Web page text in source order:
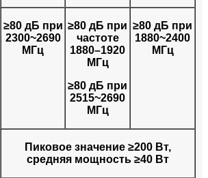
≥80 дБ при
2300~2690
МГц
≥80 дБ при
частоте
1880–1920
МГц
≥80 дБ при
2515~2690
МГц
≥80 дБ при
1880~2400
МГц
Пиковое значение ≥200 Вт,
средняя мощность ≥40 Вт